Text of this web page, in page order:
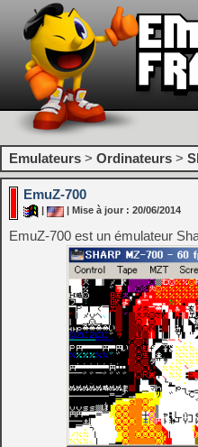
Emulateurs > Ordinateurs >
EmuZ-700
| Mise à jour : 20/06/2014
EmuZ-700 est un émulateur